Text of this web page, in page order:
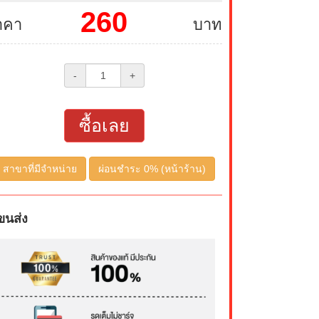
คา บาท
260
- +
ซื้อเลย
สาขาที่มีจำหน่าย ผ่อนชำระ 0% (หน้าร้าน)
นส่ง